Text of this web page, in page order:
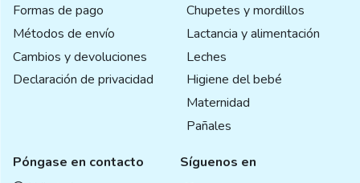
Formas de pago
Métodos de envío
Cambios y devoluciones
Declaración de privacidad
Chupetes y mordillos
Lactancia y alimentación
Leches
Higiene del bebé
Maternidad
Pañales
Póngase en contacto
Síguenos en